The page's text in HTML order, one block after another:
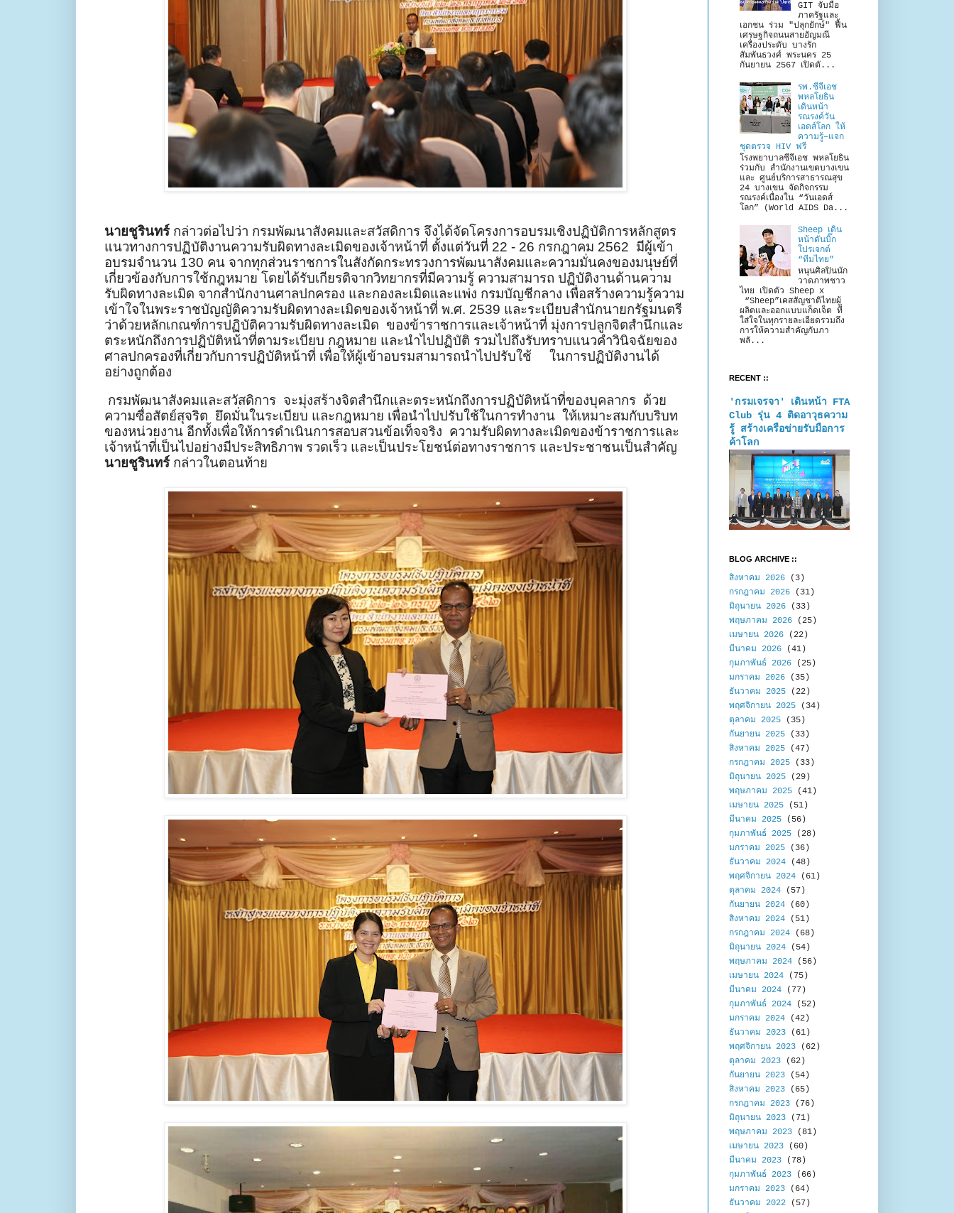
นายชูรินทร์กล่าวต่อไปว่า กรมพัฒนาสังคมและสวัสดิการ จึงได้จัดโครงการอบรมเชิงปฏิบัติการหลักสูตร
แนวทางการปฏิบัติงานความรับผิดทางละเมิดของเจ้าหน้าที่ ตั้งแต่วันที่ 22 - 26 กรกฎาคม 2562 มีผู้เข้า
อบรมจำนวน 130 คน จากทุกส่วนราชการในสังกัดกระทรวงการพัฒนาสังคมและความมั่นคงของมนุษย์ที่
เกี่ยวข้องกับการใช้กฎหมาย โดยได้รับเกียรติจากวิทยากรที่มีความรู้ ความสามารถ ปฏิบัติงานด้านความ
รับผิดทางละเมิด จากสำนักงานศาลปกครอง และกองละเมิดและแพ่ง กรมบัญชีกลาง เพื่อสร้างความรู้ความ
เข้าใจในพระราชบัญญัติความรับผิดทางละเมิดของเจ้าหน้าที่ พ.ศ. 2539 และระเบียบสำนักนายกรัฐมนตรี
ว่าด้วยหลักเกณฑ์การปฏิบัติความรับผิดทางละเมิด ของข้าราชการและเจ้าหน้าที่ มุ่งการปลูกจิตสำนึกและ
ตระหนักถึงการปฏิบัติหน้าที่ตามระเบียบ กฎหมาย และนำไปปฏิบัติ รวมไปถึงรับทราบแนวคำวินิจฉัยของ
ศาลปกครองที่เกี่ยวกับการปฏิบัติหน้าที่ เพื่อให้ผู้เข้าอบรมสามารถนำไปปรับใช้
ในการปฏิบัติงานได้
อย่างถูกต้อง
กรมพัฒนาสังคมและสวัสดิการ จะมุ่งสร้างจิตสำนึกและตระหนักถึงการปฏิบัติหน้าที่ของบุคลากร ด้วย
ความซื่อสัตย์สุจริต ยึดมั่นในระเบียบ และกฎหมาย เพื่อนำไปปรับใช้ในการทำงาน ให้เหมาะสมกับบริบท
ของหน่วยงาน อีกทั้งเพื่อให้การดำเนินการสอบสวนข้อเท็จจริง ความรับผิดทางละเมิดของข้าราชการและ
เจ้าหน้าที่เป็นไปอย่างมีประสิทธิภาพ รวดเร็ว และเป็นประโยชน์ต่อทางราชการ และประชาชนเป็นสำคัญ
นายชูรินทร์ กล่าวในตอนท้าย
GIT จับมือ
ภาครัฐและ
เอกชน ร่วม "ปลุกยักษ์" ฟื้น
เศรษฐกิจถนนสายอัญมณี
เครื่องประดับ บางรัก
สัมพันธวงศ์ พระนคร 25
กันยายน 2567 เปิดตั...
รพ.ซีจีเอช
พหลโยธิน
เดินหน้า
รณรงค์วัน
เอดส์โลก ให้
ความรู้–แจก
ชุดตรวจ HIV ฟรี
โรงพยาบาลซีจีเอช พหลโยธิน
ร่วมกับ สำนักงานเขตบางเขน
และ ศูนย์บริการสาธารณสุข
24 บางเขน จัดกิจกรรม
รณรงค์เนื่องใน “วันเอดส์
โลก” (World AIDS Da...
Sheep เดิน
หน้าดันบิ๊ก
โปรเจกต์
“ทีมไทย”
หนุนศิลปินนัก
วาดภาพชาว
ไทย เปิดตัว Sheep x
“Sheep”เคสสัญชาติไทยผู้
ผลิตและออกแบบแก็ดเจ็ต ที่
ใส่ใจในทุกรายละเอียดรวมถึง
การให้ความสำคัญกับภา
พลั...
RECENT ::
'กรมเจรจา' เดินหน้า FTA
Club รุ่น 4 ติดอาวุธความ
รู้ สร้างเครือข่ายรับมือการ
ค้าโลก
BLOG ARCHIVE ::
สิงหาคม 2026 (3)
กรกฎาคม 2026 (31)
มิถุนายน 2026 (33)
พฤษภาคม 2026 (25)
เมษายน 2026 (22)
มีนาคม 2026 (41)
กุมภาพันธ์ 2026 (25)
มกราคม 2026 (35)
ธันวาคม 2025 (22)
พฤศจิกายน 2025 (34)
ตุลาคม 2025 (35)
กันยายน 2025 (33)
สิงหาคม 2025 (47)
กรกฎาคม 2025 (33)
มิถุนายน 2025 (29)
พฤษภาคม 2025 (41)
เมษายน 2025 (51)
มีนาคม 2025 (56)
กุมภาพันธ์ 2025 (28)
มกราคม 2025 (36)
ธันวาคม 2024 (48)
พฤศจิกายน 2024 (61)
ตุลาคม 2024 (57)
กันยายน 2024 (60)
สิงหาคม 2024 (51)
กรกฎาคม 2024 (68)
มิถุนายน 2024 (54)
พฤษภาคม 2024 (56)
เมษายน 2024 (75)
มีนาคม 2024 (77)
กุมภาพันธ์ 2024 (52)
มกราคม 2024 (42)
ธันวาคม 2023 (61)
พฤศจิกายน 2023 (62)
ตุลาคม 2023 (62)
กันยายน 2023 (54)
สิงหาคม 2023 (65)
กรกฎาคม 2023 (76)
มิถุนายน 2023 (71)
พฤษภาคม 2023 (81)
เมษายน 2023 (60)
มีนาคม 2023 (78)
กุมภาพันธ์ 2023 (66)
มกราคม 2023 (64)
ธันวาคม 2022 (57)